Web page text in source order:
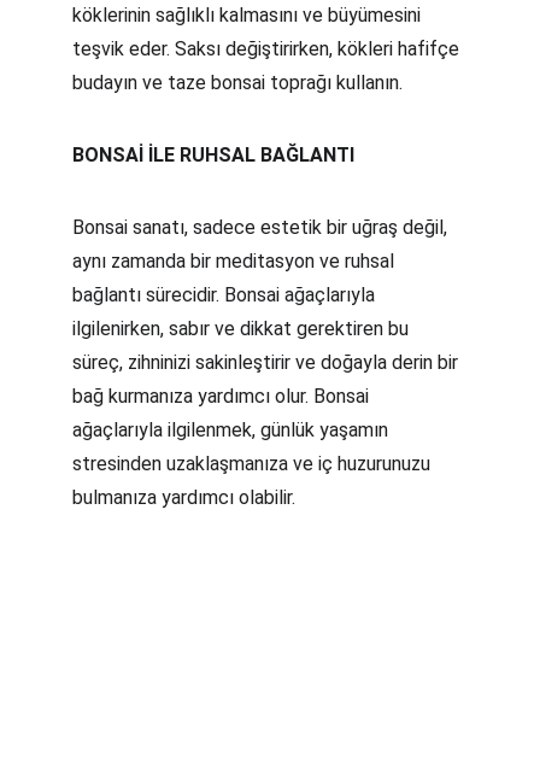
köklerinin sağlıklı kalmasını ve büyümesini
teşvik eder. Saksı değiştirirken, kökleri hafifçe
budayın ve taze bonsai toprağı kullanın.
BONSAİ İLE RUHSAL BAĞLANTI
Bonsai sanatı, sadece estetik bir uğraş değil,
aynı zamanda bir meditasyon ve ruhsal
bağlantı sürecidir. Bonsai ağaçlarıyla
ilgilenirken, sabır ve dikkat gerektiren bu
süreç, zihninizi sakinleştirir ve doğayla derin bir
bağ kurmanıza yardımcı olur. Bonsai
ağaçlarıyla ilgilenmek, günlük yaşamın
stresinden uzaklaşmanıza ve iç huzurunuzu
bulmanıza yardımcı olabilir.